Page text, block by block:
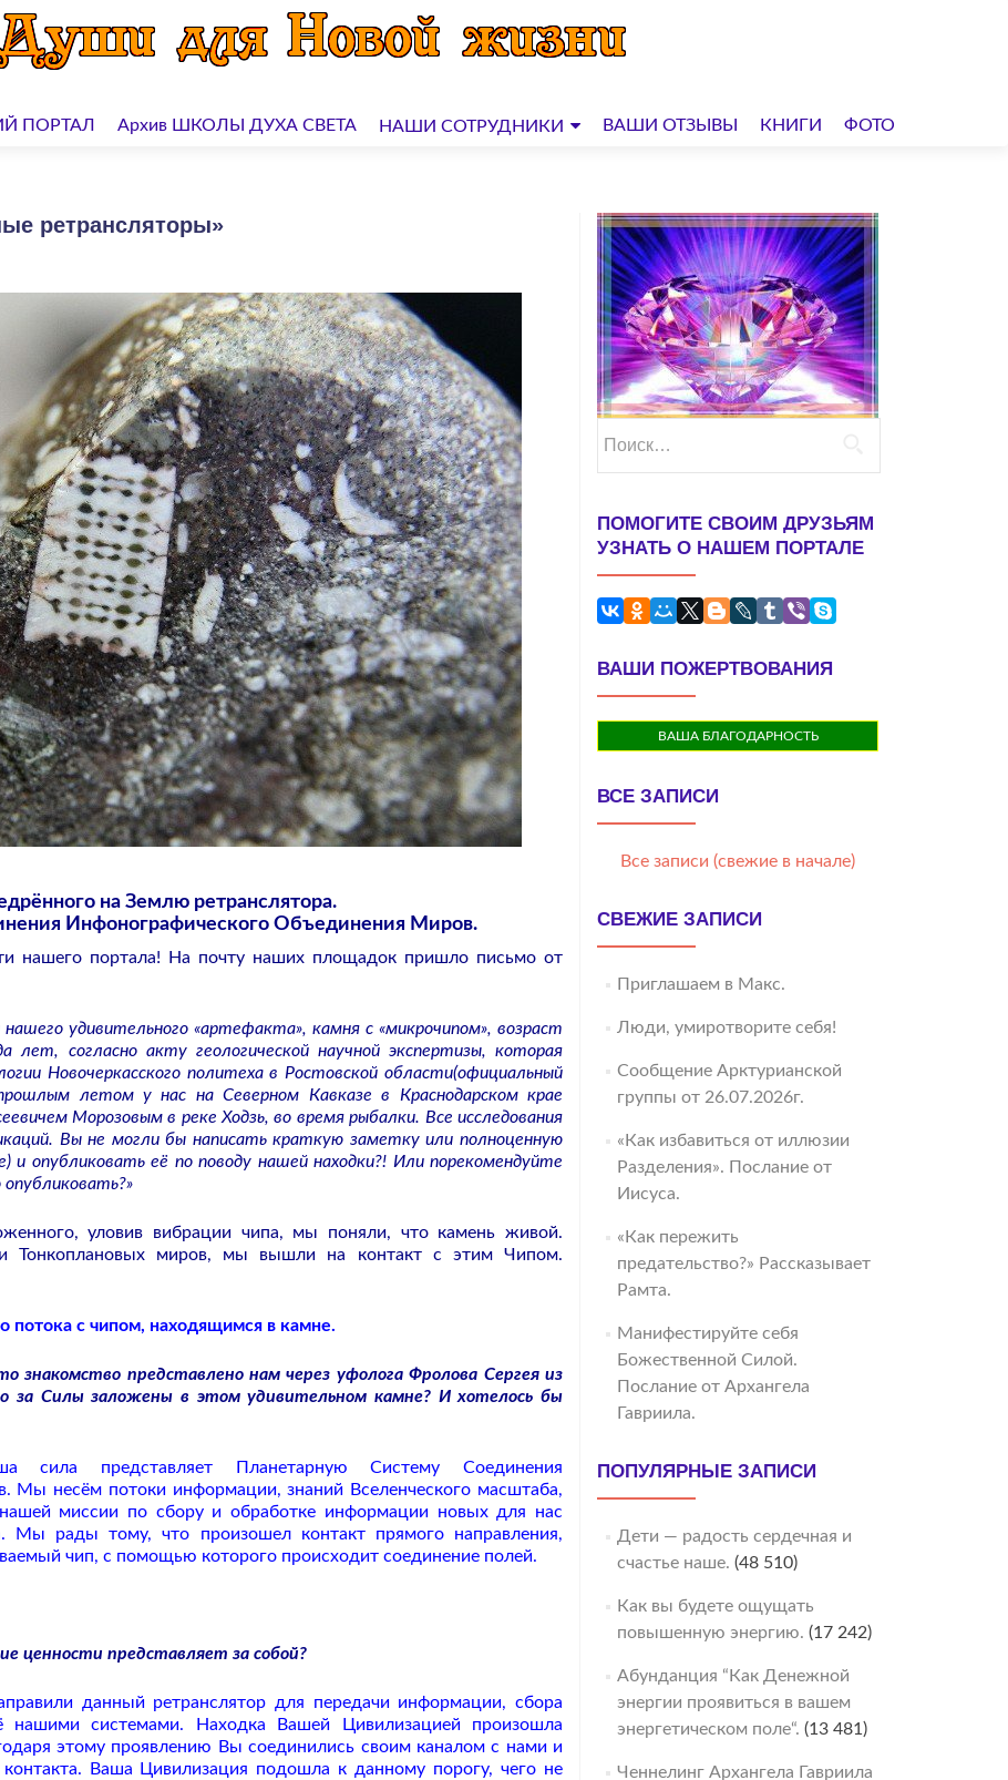
ПОРТАЛ Архив ШКОЛЫ ДУХА СВЕТА НАШИ СОТРУДНИКИ ВАШИ ОТЗЫВЫ КНИГИ ФОТО
ретрансляторы»
на Землю ретранслятора.
Инфонографического Объединения Миров.
нашего портала! На почту наших площадок пришло письмо от
удивительного «артефакта», камня с «микрочипом», возраст
лет, согласно акту геологической научной экспертизы, которая
Новочеркасского политеха в Ростовской области(официальный
летом у нас на Северном Кавказе в Краснодарском крае
Морозовым в реке Ходзь, во время рыбалки. Все исследования
Вы не могли бы написать краткую заметку или полноценную
опубликовать её по поводу нашей находки?! Или порекомендуйте
уловив вибрации чипа, мы поняли, что камень живой.
Тонкоплановых миров, мы вышли на контакт с этим Чипом.
с чипом, находящимся в камне.
представлено нам через уфолога Фролова Сергея из
за Силы заложены в этом удивительном камне? И хотелось бы
сила представляет Планетарную Систему Соединения
Мы несём потоки информации, знаний Вселенческого масштаба,
миссии по сбору и обработке информации новых для нас
рады тому, что произошел контакт прямого направления,
чип, с помощью которого происходит соединение полей.
ценности представляет за собой?
данный ретранслятор для передачи информации, сбора
нашими системами. Находка Вашей Цивилизацией произошла
этому проявлению Вы соединились своим каналом с нами и
Ваша Цивилизация подошла к данному порогу, чего не
ПОМОГИТЕ СВОИМ ДРУЗЬЯМ
УЗНАТЬ О НАШЕМ ПОРТАЛЕ
ВАШИ ПОЖЕРТВОВАНИЯ
ВАША БЛАГОДАРНОСТЬ
ВСЕ ЗАПИСИ
Все записи (свежие в начале)
СВЕЖИЕ ЗАПИСИ
Приглашаем в Макс.
Люди, умиротворите себя!
Сообщение Арктурианской
группы от 26.07.2026г.
«Как избавиться от иллюзии
Разделения». Послание от
Иисуса.
«Как пережить
предательство?» Рассказывает
Рамта.
Манифестируйте себя
Божественной Силой.
Послание от Архангела
Гавриила.
ПОПУЛЯРНЫЕ ЗАПИСИ
Дети — радость сердечная и
счастье наше. (48 510)
Как вы будете ощущать
повышенную энергию. (17 242)
Абунданция “Как Денежной
энергии проявиться в вашем
энергетическом поле“. (13 481)
Ченнелинг Архангела Гавриила